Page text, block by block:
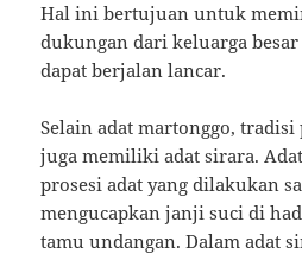
Hal ini bertujuan untuk
dukungan dari keluarga
dapat berjalan lancar.
Selain adat martonggo,
juga memiliki adat sirara.
prosesi adat yang dilakukan
mengucapkan janji suci di
tamu undangan. Dalam adat